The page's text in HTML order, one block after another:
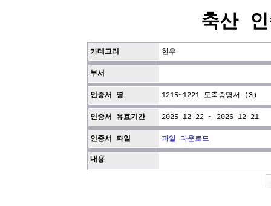
축산
카테고리 한우
부서
인증서 명 1215~1221 도축증명서 (3)
인증서 유효기간 2025-12-22 ~ 2026-12-21
인증서 파일 파일 다운로드
내용